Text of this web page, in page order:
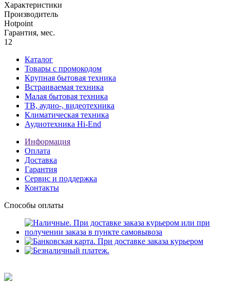
Характеристики
Производитель
Hotpoint
Гарантия, мес.
12
Каталог
Товары с промокодом
Крупная бытовая техника
Встраиваемая техника
Малая бытовая техника
ТВ, аудио-, видеотехника
Климатическая техника
Аудиотехника Hi-End
Информация
Оплата
Доставка
Гарантия
Сервис и поддержка
Контакты
Способы оплаты